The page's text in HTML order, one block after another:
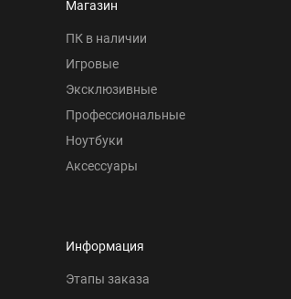
Магазин
ПК в наличии
Игровые
Эксклюзивные
Профессиональные
Ноутбуки
Аксессуары
Информация
Этапы заказа